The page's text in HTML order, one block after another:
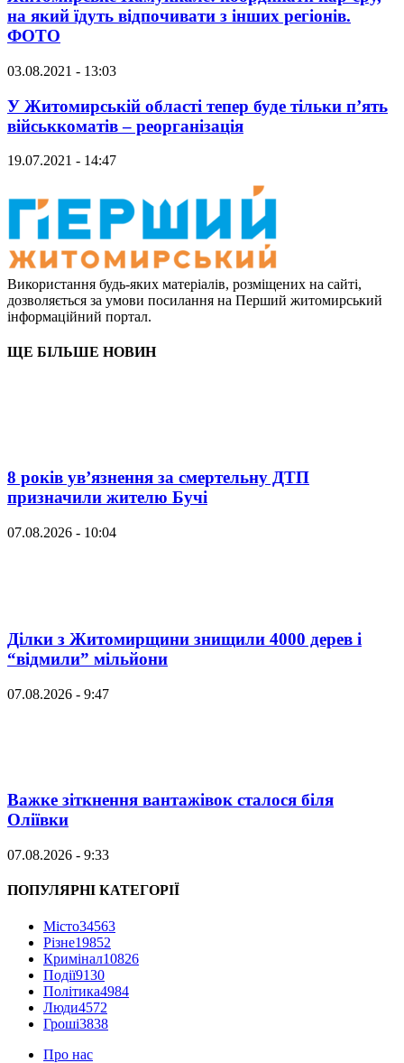
на який їдуть відпочивати з інших регіонів.
ФОТО
03.08.2021 - 13:03
У Житомирській області тепер буде тільки п’ять
військкоматів – реорганізація
19.07.2021 - 14:47
Використання будь-яких матеріалів, розміщених на сайті,
дозволяється за умови посилання на Перший житомирський
інформаційний портал.
ЩЕ БІЛЬШЕ НОВИН
8 років ув’язнення за смертельну ДТП
призначили жителю Бучі
07.08.2026 - 10:04
Ділки з Житомирщини знищили 4000 дерев і
“відмили” мільйони
07.08.2026 - 9:47
Важке зіткнення вантажівок сталося біля
Оліївки
07.08.2026 - 9:33
ПОПУЛЯРНІ КАТЕГОРІЇ
Місто34563
Різне19852
Кримінал10826
Події9130
Політика4984
Люди4572
Гроші3838
Про нас